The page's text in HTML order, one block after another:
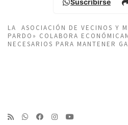
Suscribirse
LA ASOCIACIÓN DE VECINOS Y
PARDO» COLABORA
NECESARIOS PARA MANTENER